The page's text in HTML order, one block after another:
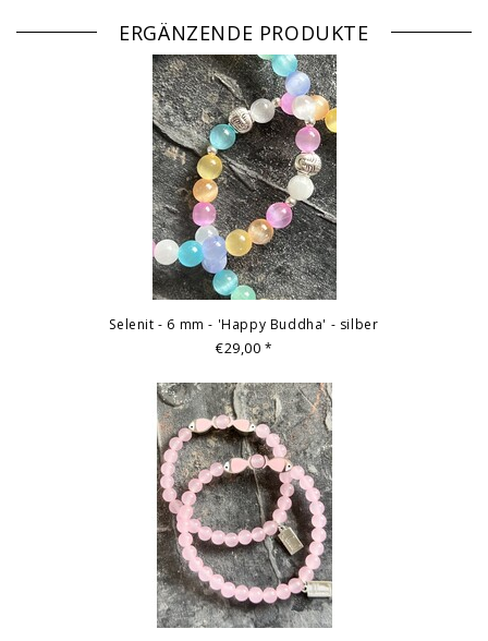
ERGÄNZENDE PRODUKTE
Selenit - 6 mm - 'Happy Buddha' - silber
€29,00*